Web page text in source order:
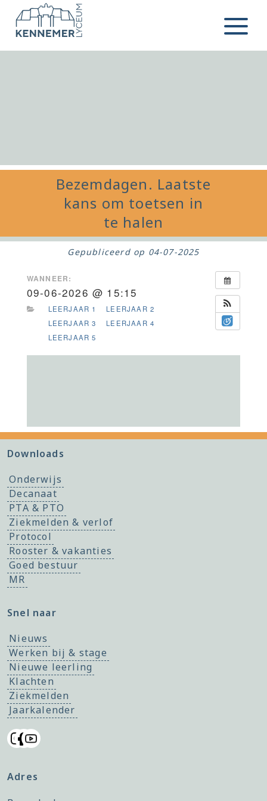
Ga naar de inhoud
Menu
Bezemdagen. Laatste
kans om toetsen in
te halen
Gepubliceerd op 04-07-2025
WANNEER:
09-06-2026 @ 15:15
LEERJAAR 1
LEERJAAR 2
LEERJAAR 3
LEERJAAR 4
LEERJAAR 5
Downloads
Onderwijs
Decanaat
PTA & PTO
Ziekmelden & verlof
Protocol
Rooster & vakanties
Goed bestuur
MR
Snel naar
Nieuws
Werken bij & stage
Nieuwe leerling
Klachten
Ziekmelden
Jaarkalender
Adres